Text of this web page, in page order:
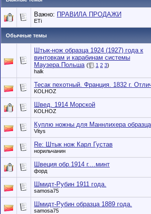
Важно: ПРАВИЛА ПРОДАЖИ
ETi
Обычные темы
Штык-нож образца 1924 (1927) года к
винтовкам и карабинам системы
Маузера.Польша ( 1 2 3)
halk
Тесак пехотный. Франция. 1832 г.
KOLHOZ
Швед. 1914 Морской
KOLHOZ
Куплю ножны для Маннлихера
Vitys
Re: Штык нож Карл Густав
норильчанин
Швеция обр.1914 г....минт
форд
Шмидт-Рубин 1911 года.
samosa75
Шмидт-Рубин образца 1889 года.
samosa75